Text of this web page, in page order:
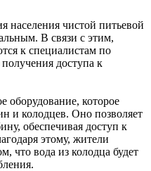
населения чистой питьевой
В связи с этим,
к специалистам по
доступа к
оборудование, которое
и колодцев. Оно позволяет
обеспечивая доступ к
этому, жители
что вода из колодца будет